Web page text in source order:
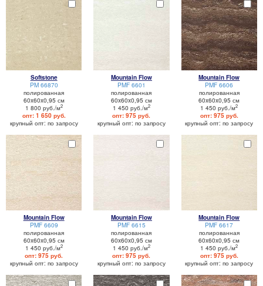
Softstone
PM 66870
полированная
60x60x0,95 см
1 800 руб./м2
опт: 1 650 руб.
крупный опт: по запросу
Mountain Flow
PMF 6601
полированная
60x60x0,95 см
1 450 руб./м2
опт: 975 руб.
крупный опт: по запросу
Mountain Flow
PMF 6606
полированная
60x60x0,95 см
1 450 руб./м2
опт: 975 руб.
крупный опт: по запросу
Mountain Flow
PMF 6609
полированная
60x60x0,95 см
1 450 руб./м2
опт: 975 руб.
крупный опт: по запросу
Mountain Flow
PMF 6615
полированная
60x60x0,95 см
1 450 руб./м2
опт: 975 руб.
крупный опт: по запросу
Mountain Flow
PMF 6617
полированная
60x60x0,95 см
1 450 руб./м2
опт: 975 руб.
крупный опт: по запросу